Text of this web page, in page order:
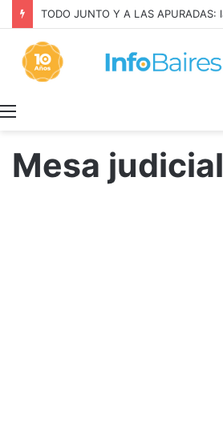
Mesa judicial